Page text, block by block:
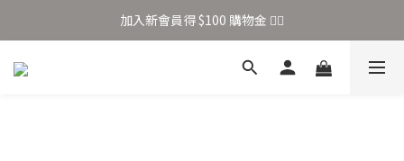
加入新會員得 $100 購物金 👉🏻
加入新會員得 $100 購物金 👉🏻
全站滿 $699 享免運